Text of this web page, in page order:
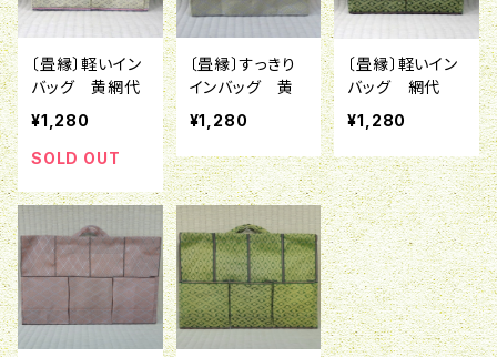
〔畳縁〕軽いイン
バッグ 黄網代
¥1,280
SOLD OUT
〔畳縁〕すっきり
インバッグ 黄
¥1,280
〔畳縁〕軽いイン
バッグ 網代
¥1,280